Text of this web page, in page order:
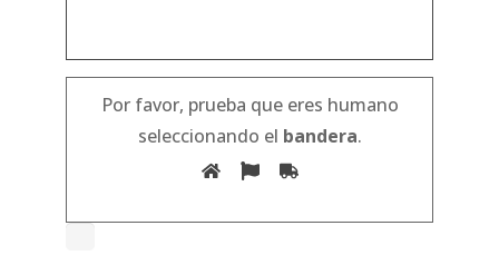
Por favor, prueba que eres humano
seleccionando el bandera.